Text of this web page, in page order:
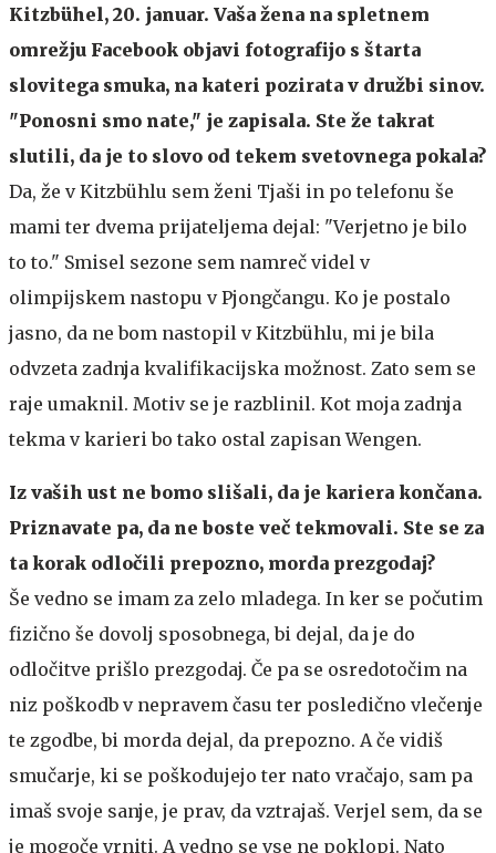
Kitzbühel, 20. januar. Vaša žena na spletnem
omrežju Facebook objavi fotografijo s štarta
slovitega smuka, na kateri pozirata v družbi sinov.
"Ponosni smo nate," je zapisala. Ste že takrat
slutili, da je to slovo od tekem svetovnega pokala?
Da, že v Kitzbühlu sem ženi Tjaši in po telefonu še
mami ter dvema prijateljema dejal: "Verjetno je bilo
to to." Smisel sezone sem namreč videl v
olimpijskem nastopu v Pjongčangu. Ko je postalo
jasno, da ne bom nastopil v Kitzbühlu, mi je bila
odvzeta zadnja kvalifikacijska možnost. Zato sem se
raje umaknil. Motiv se je razblinil. Kot moja zadnja
tekma v karieri bo tako ostal zapisan Wengen.
Iz vaših ust ne bomo slišali, da je kariera končana.
Priznavate pa, da ne boste več tekmovali. Ste se za
ta korak odločili prepozno, morda prezgodaj?
Še vedno se imam za zelo mladega. In ker se počutim
fizično še dovolj sposobnega, bi dejal, da je do
odločitve prišlo prezgodaj. Če pa se osredotočim na
niz poškodb v nepravem času ter posledično vlečenje
te zgodbe, bi morda dejal, da prepozno. A če vidiš
smučarje, ki se poškodujejo ter nato vračajo, sam pa
imaš svoje sanje, je prav, da vztrajaš. Verjel sem, da se
je mogoče vrniti. A vedno se vse ne poklopi. Nato